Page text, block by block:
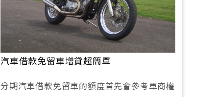
汽車借款免留車增貸超簡單
分期汽車借款免留車的額度首先會參考車商權